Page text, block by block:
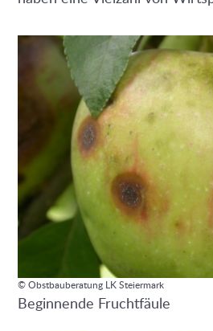
© Obstbauberatung LK Steiermark
Beginnende Fruchtfäule